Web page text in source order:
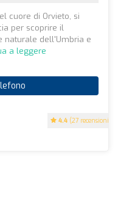
4.4 (27 recensioni)
cuore di Orvieto, si
per scoprire il
naturale dell'Umbria e
a leggere